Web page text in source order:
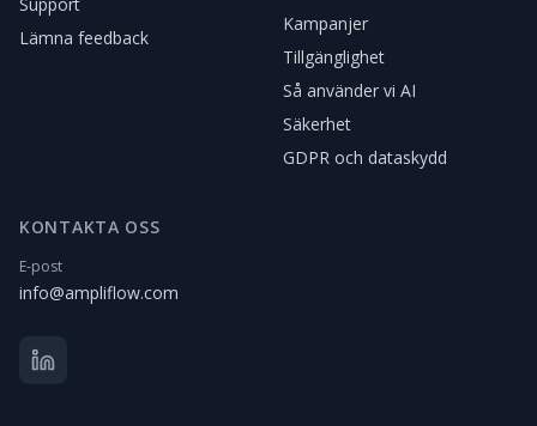
Lämna feedback
Kampanjer
Tillgänglighet
Så använder vi AI
Säkerhet
GDPR och dataskydd
KONTAKTA OSS
E-post
info@ampliflow.com